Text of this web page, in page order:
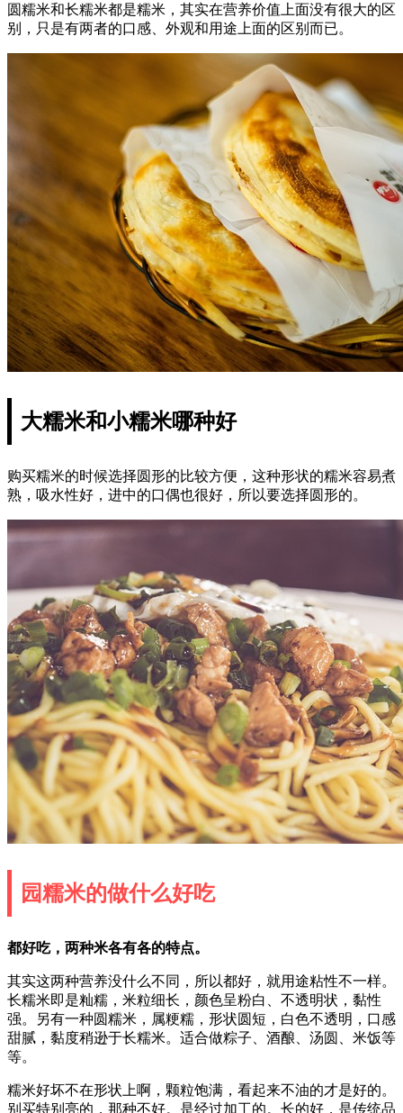
圆糯米和长糯米都是糯米，其实在营养价值上面没有很大的区
别，只是有两者的口感、外观和用途上面的区别而已。
大糯米和小糯米哪种好
购买糯米的时候选择圆形的比较方便，这种形状的糯米容易煮
熟，吸水性好，进中的口偶也很好，所以要选择圆形的。
园糯米的做什么好吃
都好吃，两种米各有各的特点。
其实这两种营养没什么不同，所以都好，就用途粘性不一样。
长糯米即是籼糯，米粒细长，颜色呈粉白、不透明状，黏性
强。另有一种圆糯米，属粳糯，形状圆短，白色不透明，口感
甜腻，黏度稍逊于长糯米。适合做粽子、酒酿、汤圆、米饭等
等。
糯米好坏不在形状上啊，颗粒饱满，看起来不油的才是好的。
别买特别亮的，那种不好。是经过加工的。长的好，是传统品